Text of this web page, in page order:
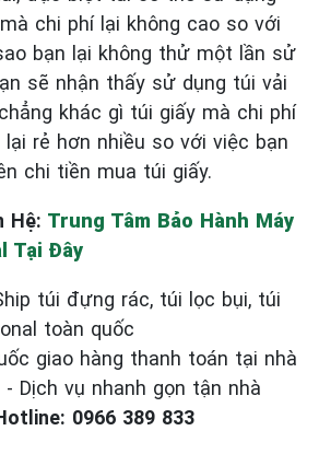
chi phí lại không cao so với
bạn lại không thử một lần sử
sẽ nhận thấy sử dụng túi vải
khác gì túi giấy mà chi phí
rẻ hơn nhiều so với việc bạn
chi tiền mua túi giấy.
Hệ: Trung Tâm Bảo Hành Máy
Tại Đây
túi đựng rác, túi lọc bụi, túi
toàn quốc
giao hàng thanh toán tại nhà
- Dịch vụ nhanh gọn tận nhà
0966 389 833